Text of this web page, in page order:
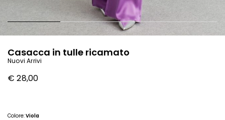
Casacca in tulle ricamato
Nuovi Arrivi
€ 28,00
Colore:Viola